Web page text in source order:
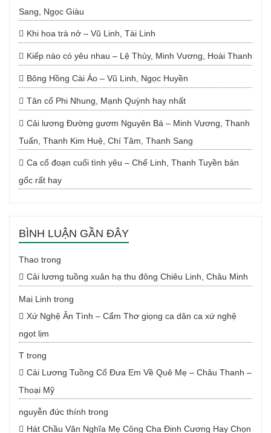
Sang, Ngọc Giàu
Khi hoa trà nở – Vũ Linh, Tài Linh
Kiếp nào có yêu nhau – Lệ Thủy, Minh Vương, Hoài Thanh
Bông Hồng Cài Áo – Vũ Linh, Ngọc Huyền
Tân cổ Phi Nhung, Mạnh Quỳnh hay nhất
Cải lương Đường gươm Nguyên Bá – Minh Vương, Thanh
Tuấn, Thanh Kim Huệ, Chí Tâm, Thanh Sang
Ca cổ đoạn cuối tình yêu – Chế Linh, Thanh Tuyền bản
gốc rất hay
BÌNH LUẬN GẦN ĐÂY
Thao trong
Cải lương tuồng xuân hạ thu đông Chiêu Linh, Châu Minh
Mai Linh trong
Xứ Nghệ Ân Tình – Cẩm Thơ giọng ca dân ca xứ nghệ
ngọt lịm
T trong
Cải Lương Tuồng Cổ Đưa Em Về Quê Mẹ – Châu Thanh –
Thoại Mỹ
nguyễn đức thính trong
Hát Chầu Văn Nghĩa Mẹ Công Cha Đinh Cương Hay Chọn